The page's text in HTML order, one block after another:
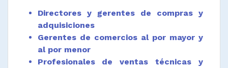
descuentos, condiciones de crédito,
convenios y modalidades de transporte, con
el fin de evaluar y seleccionar el que más se
ajusta a las necesidades y requisitos
establecidos.
Directores y gerentes de compras y
adquisiciones
Gerentes de comercios al por mayor y
al por menor
Profesionales de ventas técnicas y